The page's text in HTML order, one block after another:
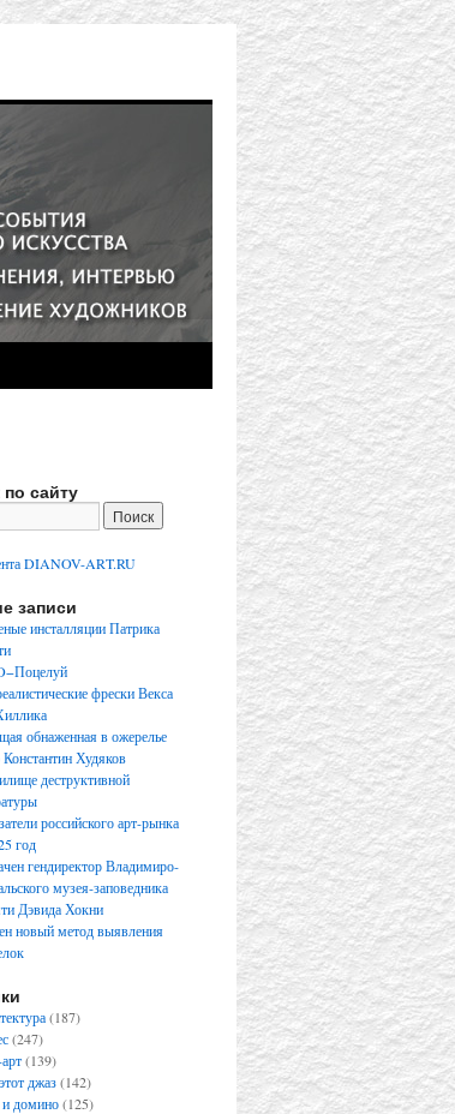
сайту
DIANOV-ART.RU
записи
инсталляции Патрика
фрески Векса
обнаженная в ожерелье
Худяков
деструктивной
российского арт-рынка
год
гендиректор Владимиро-
музея-заповедника
Дэвида Хокни
новый метод выявления
(187)
(247)
(139)
джаз(142)
домино(125)